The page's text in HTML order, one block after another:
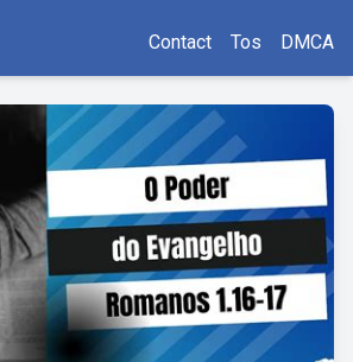
Contact Tos DMCA